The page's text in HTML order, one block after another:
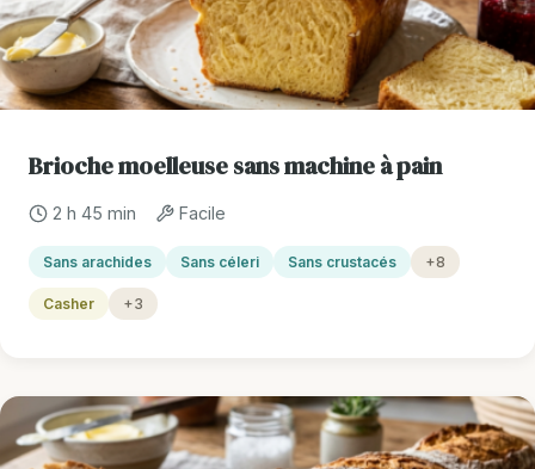
Brioche moelleuse sans machine à pain
2 h 45 min Facile
Sans arachides Sans céleri Sans crustacés +8
Casher +3